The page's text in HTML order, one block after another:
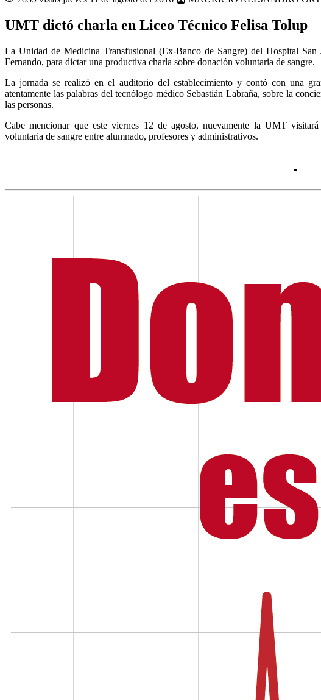
UMT dictó charla en Liceo Técnico Felisa Tolup
La Unidad de Medicina Transfusional (Ex-Banco de Sangre) del Hospital
Fernando, para dictar una productiva charla sobre donación voluntaria de sangre.
La jornada se realizó en el auditorio del establecimiento y contó con una
atentamente las palabras del tecnólogo médico Sebastián Labraña, sobre la
las personas.
Cabe mencionar que este viernes 12 de agosto, nuevamente la UMT
voluntaria de sangre entre alumnado, profesores y administrativos.